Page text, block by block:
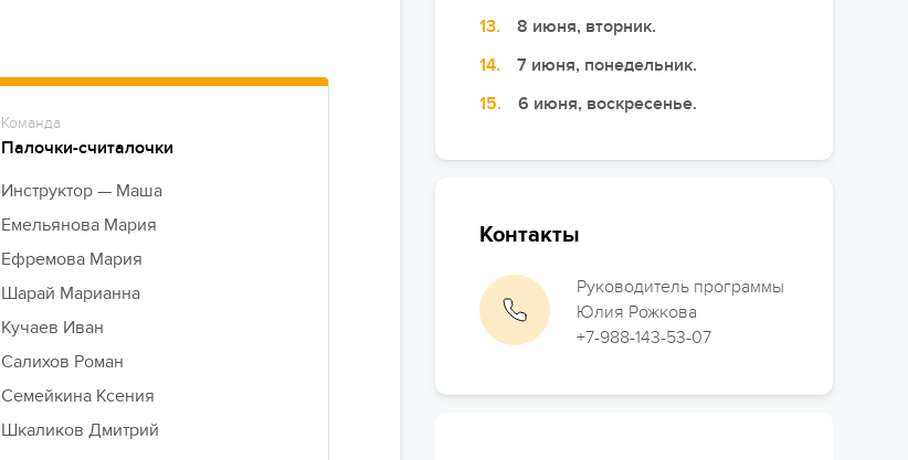
Команда
Палочки-считалочки
Инструктор — Маша
Емельянова Мария
Ефремова Мария
Шарай Марианна
Кучаев Иван
Салихов Роман
Семейкина Ксения
Шкаликов Дмитрий
8 июня, вторник.
7 июня, понедельник.
6 июня, воскресенье.
Контакты
Руководитель программы
Юлия Рожкова
+7-988-143-53-07